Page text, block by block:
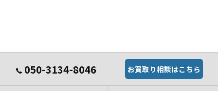
050-3134-8046 お買取り相談はこちら